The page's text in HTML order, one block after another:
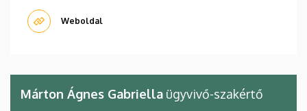
Weboldal
Márton Ágnes Gabriella ügyvivő-szakértő